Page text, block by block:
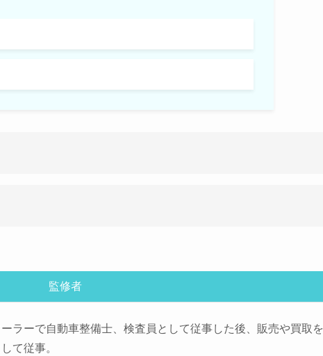
監修者
ーラーで自動車整備士、検査員として従事した後、販売や買取を
て従事。